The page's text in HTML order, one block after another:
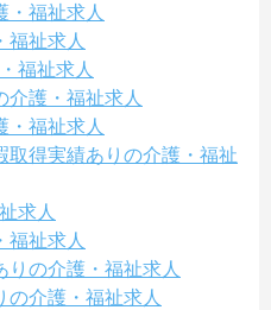
・福祉求人
福祉求人
福祉求人
介護・福祉求人
・福祉求人
取得実績ありの介護・福祉
求人
福祉求人
の介護・福祉求人
介護・福祉求人